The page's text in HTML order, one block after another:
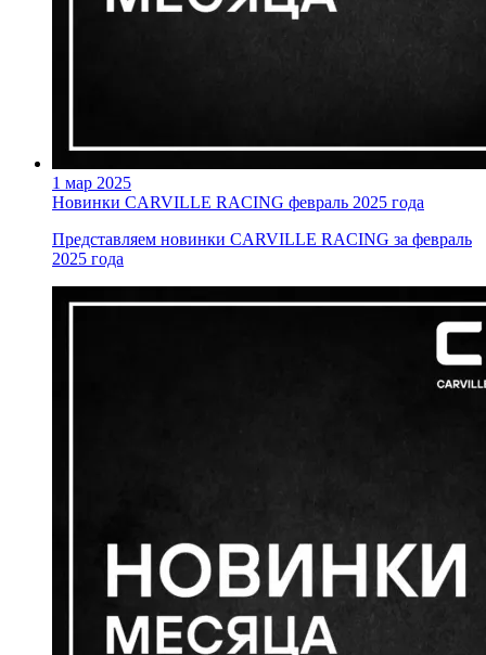
1 мар 2025
Новинки CARVILLE RACING февраль 2025 года
Представляем новинки CARVILLE RACING за февраль
2025 года